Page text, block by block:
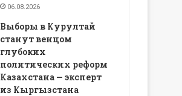
06.08.2026
Выборы в Курултай
станут венцом
глубоких
политических реформ
Казахстана — эксперт
из Кыргызстана